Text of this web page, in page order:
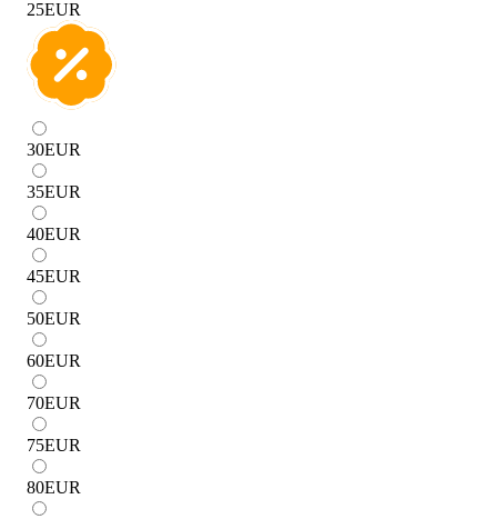
25EUR
30EUR
35EUR
40EUR
45EUR
50EUR
60EUR
70EUR
75EUR
80EUR